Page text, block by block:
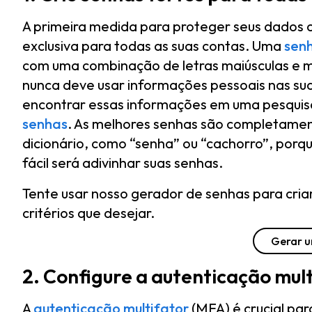
A primeira medida para proteger seus
exclusiva para todas as suas contas. Uma
com uma combinação de letras maiúsculas e
nunca deve usar informações pessoais nas
encontrar essas informações em uma
senhas. As melhores senhas são
dicionário, como “senha” ou “cachorro”,
fácil será adivinhar suas senhas.
Tente usar nosso gerador de senhas para
critérios que desejar.
Gerar
2. Configure a autenticação
A autenticação multifator (MFA) é crucial